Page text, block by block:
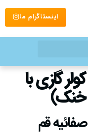
اینستاگرام ما
گازی با
خنک)
قم